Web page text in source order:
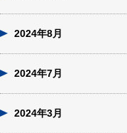
2024年8月
2024年7月
2024年3月